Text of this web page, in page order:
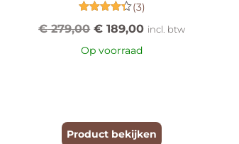
4.33
(3)
€279,00 € 189,00 incl. btw
Op voorraad
Product bekijken